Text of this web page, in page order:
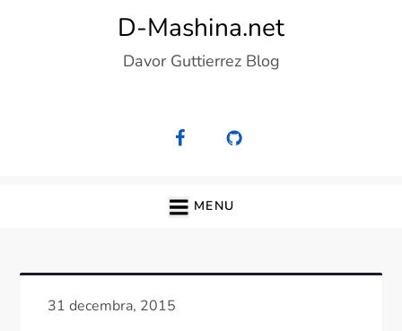
D-Mashina.net
Davor Guttierrez Blog
MENU